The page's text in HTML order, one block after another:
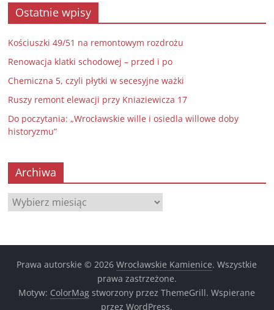
Ostatnie wpisy
Kościuszki 49/51 na remontowym rozdrożu
Renowacja klatki schodowej – przed i po
Chemiczna 5, czyli płytki w secesyjne ważki
Ruszy remont elewacji przy Kniaziewicza 17
Do poczytania: „Wrocławskie wille i osiedla willowe doby
historyzmu”
Archiwa
Archiwa
Prawa autorskie © 2026Wrocławskie Kamienice. Wszystkie
prawa zastrzeżone.
Motyw: ColorMag stworzony przez ThemeGrill. Wspierane
przezWordPress.